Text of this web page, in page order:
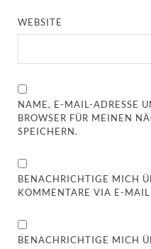
WEBSITE
NAME, E-MAIL-ADRESSE
BROWSER FÜR MEINEN
SPEICHERN.
BENACHRICHTIGE MICH
KOMMENTARE VIA E-MAIL.
BENACHRICHTIGE MICH